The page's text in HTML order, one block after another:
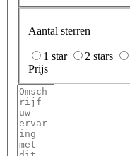
Aantal sterren
1 star 2 stars
Prijs